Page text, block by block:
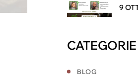
9
CATEGORIE
BLOG